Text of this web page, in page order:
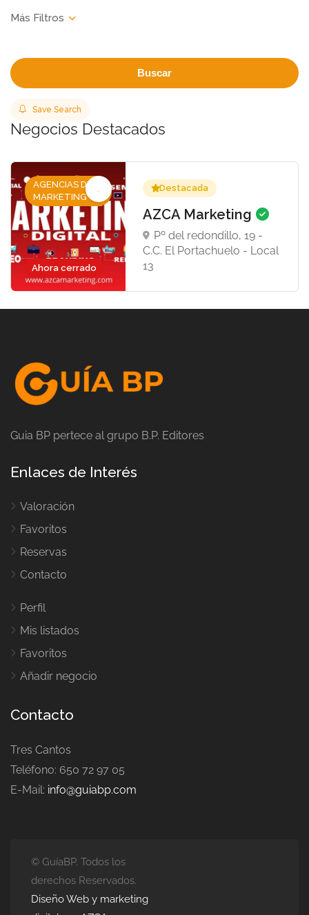
Buscar
Save Search
Negocios Destacados
Ahora cerrado
AGENCIAS DE
MARKETING
Destacada
AZCA Marketing
Pº del redondillo, 19 -
C.C. El Portachuelo - Local
13
Guia BP pertece al grupo B.P. Editores
Enlaces de Interés
Valoración
Favoritos
Reservas
Contacto
Perfil
Mis listados
Favoritos
Añadir negocio
Contacto
Tres Cantos
Teléfono: 650 72 97 05
E-Mail: info@guiabp.com
© GuíaBP. Todos los
derechos Reservados.
Diseño Web y marketing